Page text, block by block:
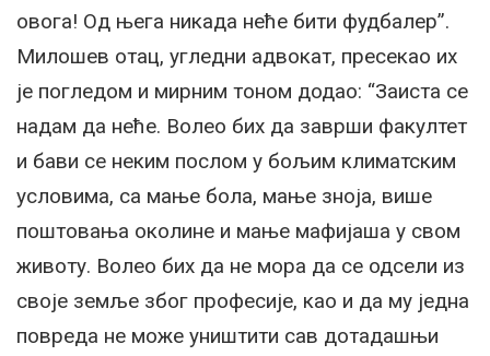
овога! Од њега никада неће бити фудбалер”.
Милошев отац, угледни адвокат, пресекао их
је погледом и мирним тоном додао: “Заиста се
надам да неће. Волео бих да заврши факултет
и бави се неким послом у бољим климатским
условима, са мање бола, мање зноја, више
поштовања околине и мање мафијаша у свом
животу. Волео бих да не мора да се одсели из
своје земље због професије, као и да му једна
повреда не може уништити сав дотадашњи